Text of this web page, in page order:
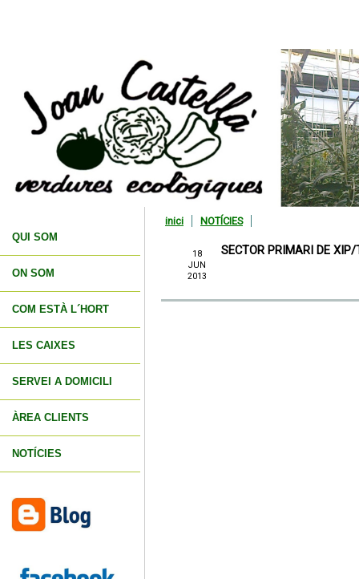
QUI SOM
ON SOM
COM ESTÀ L´HORT
LES CAIXES
SERVEI A DOMICILI
ÀREA CLIENTS
NOTÍCIES
inici NOTÍCIES
18
JUN
2013
SECTOR PRIMARI DE